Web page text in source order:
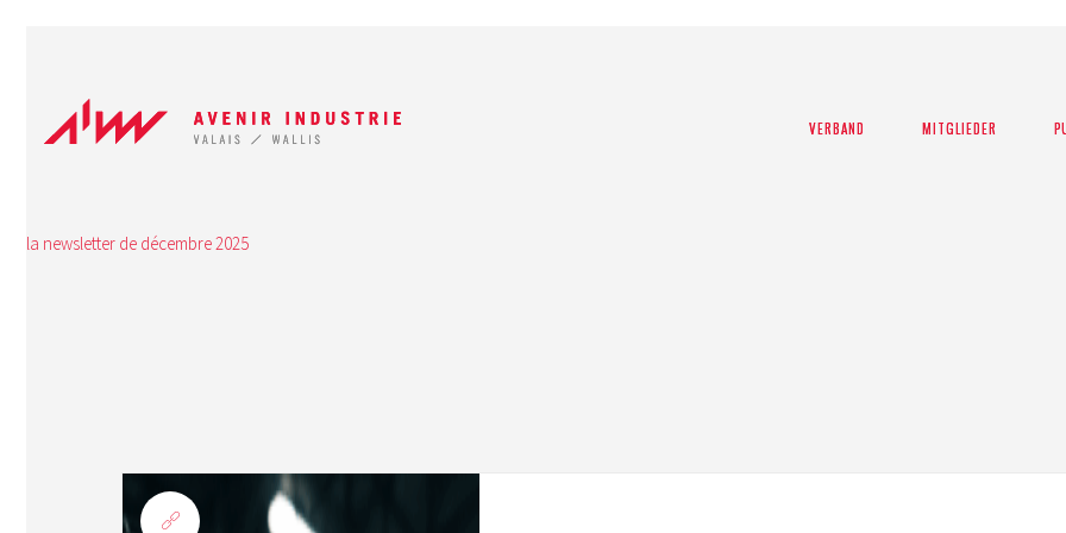
VERBAND MITGLIEDER
VERBAND MITGLIEDER
la newsletter de décembre 2025